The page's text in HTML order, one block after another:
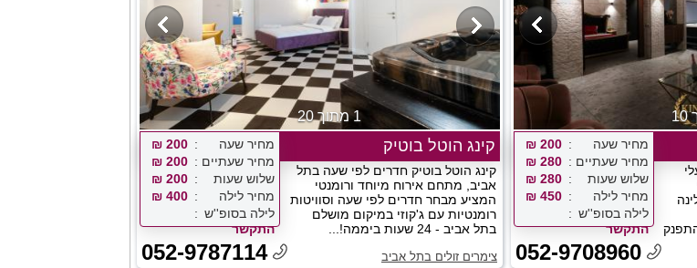
מחיר שעה
200 ₪
מחיר שעתיים
280 ₪
שלוש שעות
280 ₪
מחיר לילה
450 ₪
לילה בסופ''ש
התקשר
052-9708960
1 מתוך 20
קינג הוטל בוטיק
קינג הוטל בוטיק חדרים לפי שעה בתל
אביב, מתחם אירוח מיוחד ורומנטי
המציע מבחר חדרים לפי שעה וסוויטות
רומנטיות עם ג'קוזי במיקום מושלם
בתל אביב - 24 שעות ביממה!...
צימרים זולים בתל אביב
מחיר שעה
200 ₪
מחיר שעתיים
200 ₪
שלוש שעות
200 ₪
מחיר לילה
400 ₪
לילה בסופ''ש
התקשר
052-9787114